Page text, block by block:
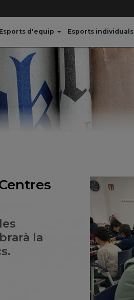
Esports d'equip Esports individuals
la